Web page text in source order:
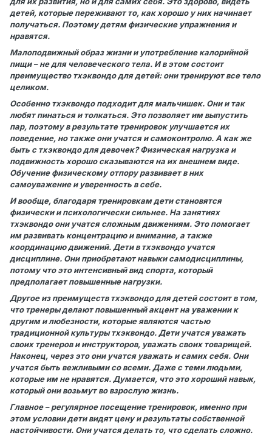
детей, которые переживают то, как хорошо у них начинает
получаться. Поэтому детям физические упражнения и
нравятся.
Малоподвижный образ жизни и употребление калорийной
пищи – не для человеческого тела. И в этом состоит
преимущество тхэквондо для детей: они тренируют все тело
целиком.
Особенно тхэквондо подходит для мальчишек. Они и так
любят пинаться и толкаться. Это позволяет им выпустить
пар, поэтому в результате тренировок улучшается их
поведение, но также они учатся и самоконтролю. А как же
быть с тхэквондо для девочек? Физическая нагрузка и
подвижность хорошо сказываются на их внешнем виде.
Обучение физическому отпору развивает в них
самоуважение и уверенность в себе.
И вообще, благодаря тренировкам дети становятся
физически и психологически сильнее. На занятиях
тхэквондо они учатся сложным движениям. Это помогает
им развивать концентрацию и внимание, а также
координацию движений. Дети в тхэквондо учатся
дисциплине. Они приобретают навыки самодисциплины,
потому что это интенсивный вид спорта, который
предполагает повышенные нагрузки.
Другое из преимуществ тхэквондо для детей состоит в том,
что тренеры делают повышенный акцент на уважении к
другим и любезности, которые являются частью
традиционной культуры тхэквондо. Дети учатся уважать
своих тренеров и инструкторов, уважать своих товарищей.
Наконец, через это они учатся уважать и самих себя. Они
учатся быть вежливыми со всеми. Даже с теми людьми,
которые им не нравятся. Думается, что это хороший навык,
который они возьмут во взрослую жизнь.
Главное – регулярное посещение тренировок, именно при
этом условии дети видят цену и результаты собственной
настойчивости. Они учатся делать то, что сделать сложно.